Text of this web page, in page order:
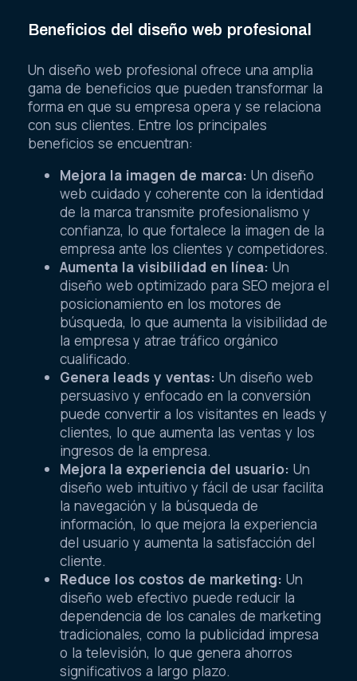
Beneficios del diseño web profesional
Un diseño web profesional ofrece una amplia
gama de beneficios que pueden transformar la
forma en que su empresa opera y se relaciona
con sus clientes. Entre los principales
beneficios se encuentran:
Mejora la imagen de marca: Un diseño
web cuidado y coherente con la identidad
de la marca transmite profesionalismo y
confianza, lo que fortalece la imagen de la
empresa ante los clientes y competidores.
Aumenta la visibilidad en línea: Un
diseño web optimizado para SEO mejora el
posicionamiento en los motores de
búsqueda, lo que aumenta la visibilidad de
la empresa y atrae tráfico orgánico
cualificado.
Genera leads y ventas: Un diseño web
persuasivo y enfocado en la conversión
puede convertir a los visitantes en leads y
clientes, lo que aumenta las ventas y los
ingresos de la empresa.
Mejora la experiencia del usuario: Un
diseño web intuitivo y fácil de usar facilita
la navegación y la búsqueda de
información, lo que mejora la experiencia
del usuario y aumenta la satisfacción del
cliente.
Reduce los costos de marketing: Un
diseño web efectivo puede reducir la
dependencia de los canales de marketing
tradicionales, como la publicidad impresa
o la televisión, lo que genera ahorros
significativos a largo plazo.